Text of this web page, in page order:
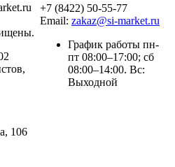
106
+7 (8422) 50-55-77
Email: zakaz@si-market.ru
График работы пн-
пт 08:00–17:00; сб
08:00–14:00. Вс:
Выходной